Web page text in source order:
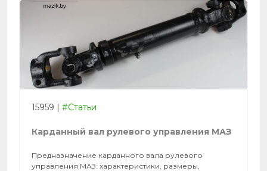
15959 | #Статьи
Карданный вал рулевого управления МАЗ
Предназначение карданного вала рулевого
управления МАЗ: характеристики, размеры,